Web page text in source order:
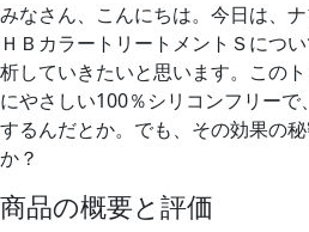
みなさん、こんにちは。今日は、
ＨＢカラートリートメントＳにつ
析していきたいと思います。この
にやさしい100％シリコンフリー
するんだとか。でも、その効果の
か？
商品の概要と評価